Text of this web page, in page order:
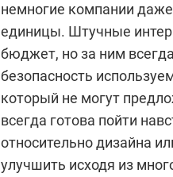
немногие компании
единицы. Штучные
бюджет, но за ним
безопасность
который не могут
всегда готова пойти
относительно дизайна
улучшить исходя из